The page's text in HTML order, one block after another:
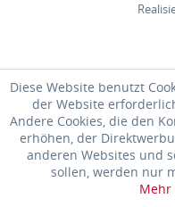
Diese Website benutzt
der Website
Andere Cookies, die den
erhöhen, der
anderen Websites und
sollen, werden nur
Mehr